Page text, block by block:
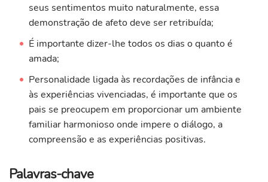
seus sentimentos muito naturalmente, essa
demonstração de afeto deve ser retribuída;
É importante dizer-lhe todos os dias o quanto é
amada;
Personalidade ligada às recordações de infância e
às experiências vivenciadas, é importante que os
pais se preocupem em proporcionar um ambiente
familiar harmonioso onde impere o diálogo, a
compreensão e as experiências positivas.
Palavras-chave